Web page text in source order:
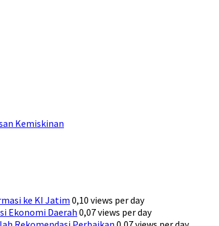
Kemiskinan
ke KI Jatim0,10 views per day
Ekonomi Daerah 0,07 views per day